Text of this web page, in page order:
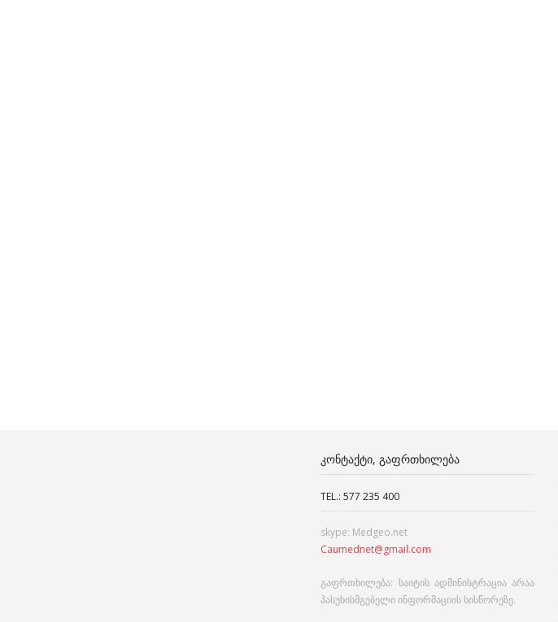
ᲙᲝᲜᲢᲐᲥᲢᲘ, ᲒᲐᲤᲠᲗᲮᲘᲚᲔᲑᲐ
TEL.: 577 235 400
skype: Medgeo.net
Caumednet@gmail.com
გაფრთხილება: საიტის ადმინისტრაცია არაა
პასუხისმგებელი ინფორმაციის სისწორეზე.